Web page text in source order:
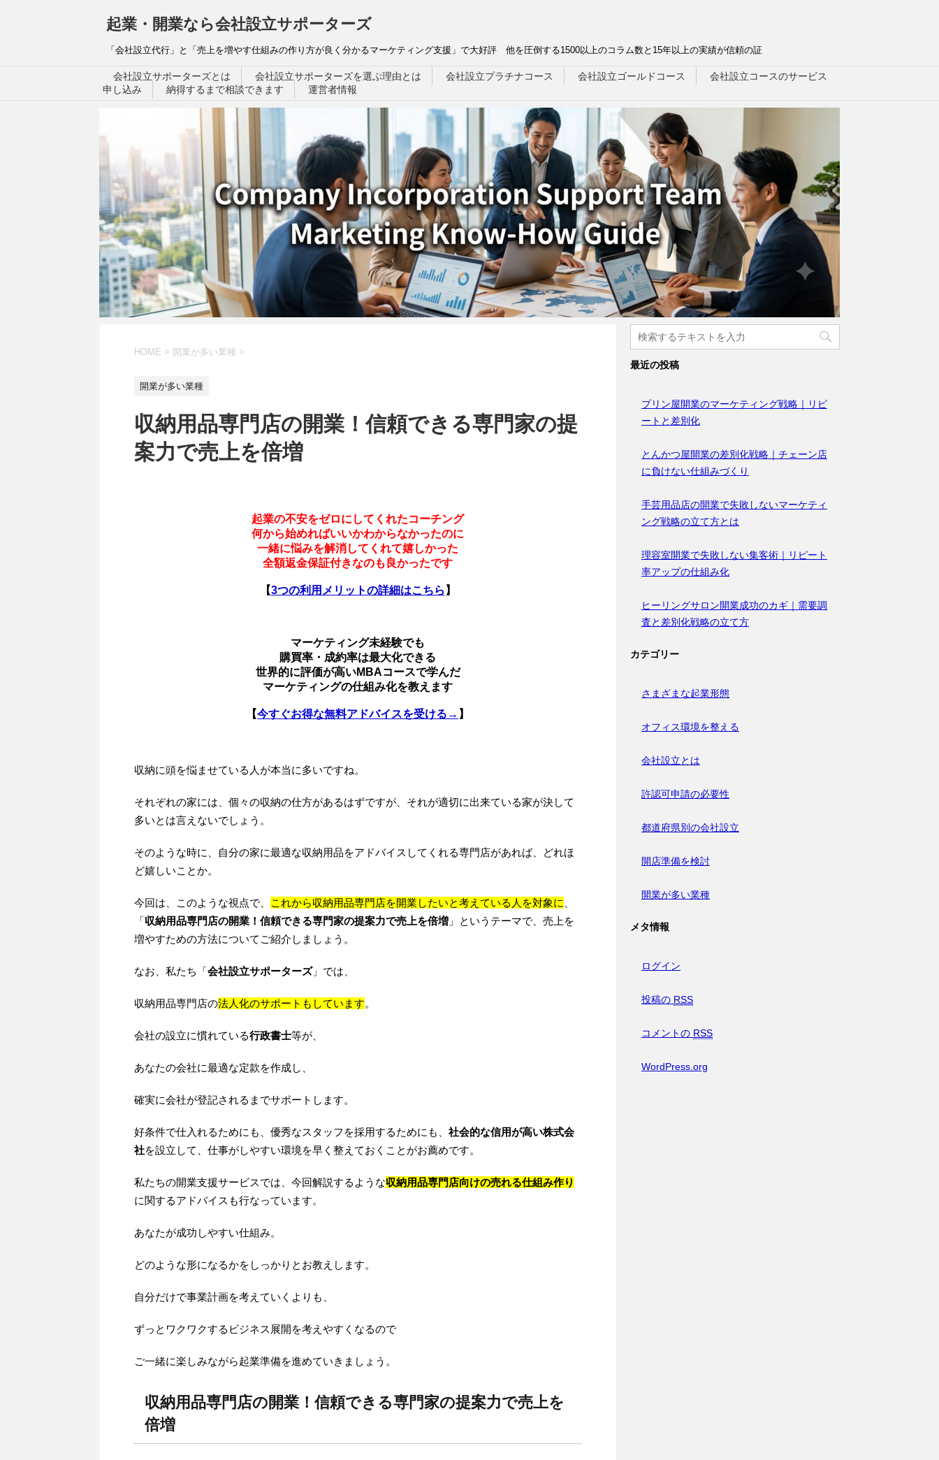
起業・開業なら会社設立サポーターズ
「会社設立代行」と「売上を増やす仕組みの作り方が良く分かるマーケティング支援」で大好評 他を圧倒する1500以上のコラム数と15年以上の実績が信頼の証
会社設立サポーターズとは 会社設立サポーターズを選ぶ理由とは 会社設立プラチナコース 会社設立ゴールドコース
会社設立コースのサービス
申し込み
納得するまで相談できます 運営者情報
HOME > 開業が多い業種 >
開業が多い業種
収納用品専門店の開業！信頼できる専門家の提
案力で売上を倍増
起業の不安をゼロにしてくれたコーチング
何から始めればいいかわからなかったのに
一緒に悩みを解消してくれて嬉しかった
全額返金保証付きなのも良かったです
【3つの利用メリットの詳細はこちら 】
マーケティング未経験でも
購買率・成約率は最大化できる
世界的に評価が高いMBAコースで学んだ
マーケティングの仕組み化を教えます
【今すぐお得な無料アドバイスを受ける→ 】
収納に頭を悩ませている人が本当に多いですね。
それぞれの家には、個々の収納の仕方があるはずですが、それが適切に出来ている家が決して
多いとは言えないでしょう。
そのような時に、自分の家に最適な収納用品をアドバイスしてくれる専門店があれば、どれほ
ど嬉しいことか。
今回は、このような視点で、 これから収納用品専門店を開業したいと考えている人を対象に
「収納用品専門店の開業！信頼できる専門家の提案力で売上を倍増 」というテーマで、売上を
増やすための方法についてご紹介しましょう。
なお、私たち「会社設立サポーターズ」では、
収納用品専門店の法人化のサポートもしています。
会社の設立に慣れている行政書士等が、
あなたの会社に最適な定款を作成し、
確実に会社が登記されるまでサポートします。
好条件で仕入れるためにも、優秀なスタッフを採用するためにも、 社会的な信用が高い株式会
社を設立して、仕事がしやすい環境を早く整えておくことがお薦めです。
私たちの開業支援サービスでは、今回解説するような収納用品専門店向けの売れる仕組み作り
に関するアドバイスも行なっています。
あなたが成功しやすい仕組み。
どのような形になるかをしっかりとお教えします。
自分だけで事業計画を考えていくよりも、
ずっとワクワクするビジネス展開を考えやすくなるので
ご一緒に楽しみながら起業準備を進めていきましょう。
収納用品専門店の開業！信頼できる専門家の提案力で売上を
倍増
最近の投稿
プリン屋開業のマーケティング戦略｜リピ
ートと差別化
とんかつ屋開業の差別化戦略｜チェーン店
に負けない仕組みづくり
手芸用品店の開業で失敗しないマーケティ
ング戦略の立て方とは
理容室開業で失敗しない集客術｜リピート
率アップの仕組み化
ヒーリングサロン開業成功のカギ｜需要調
査と差別化戦略の立て方
カテゴリー
さまざまな起業形態
オフィス環境を整える
会社設立とは
許認可申請の必要性
都道府県別の会社設立
開店準備を検討
開業が多い業種
メタ情報
ログイン
投稿の RSS
コメントの RSS
WordPress.org